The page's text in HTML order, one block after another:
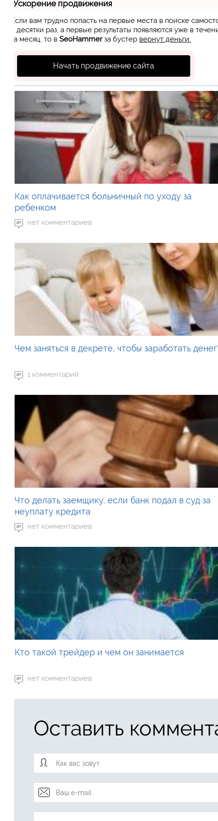
Ускорение продвижения
Если вам трудно попасть на первые места в поиске
в десятки раз, а первые результаты появляются уже в
за месяц, то вSeoHammerза бустер вернут деньги.
Начать продвижение сайта
Как оплачивается больничный по уходу за
ребенком
нет комментариев
Чем заняться в декрете, чтобы заработать
1 комментарий
Что делать заемщику, если банк подал в суд за
неуплату кредита
нет комментариев
Кто такой трейдер и чем он занимается
нет комментариев
Оставить